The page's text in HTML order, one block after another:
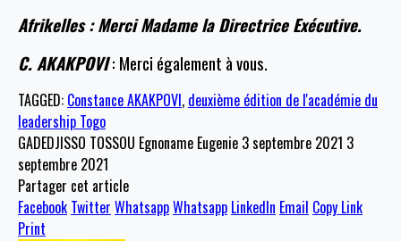
Afrikelles : Merci Madame la Directrice Exécutive.
C. AKAKPOVI: Merci également à vous.
TAGGED: Constance AKAKPOVI, deuxième édition de l'académie du
leadership Togo
GADEDJISSO TOSSOU Egnoname Eugenie 3 septembre 2021 3
septembre 2021
Partager cet article
Facebook Twitter WhatsappWhatsapp LinkedIn Email Copy Link
Print